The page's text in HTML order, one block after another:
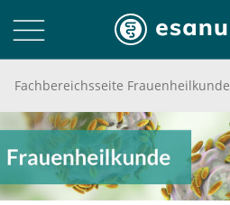
Fachbereichsseite Frauenheilkunde